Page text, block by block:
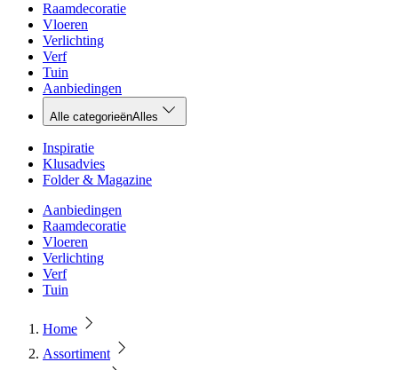
Raamdecoratie
Vloeren
Verlichting
Verf
Tuin
Aanbiedingen
Alle categorieënAlles
Inspiratie
Klusadvies
Folder & Magazine
Aanbiedingen
Raamdecoratie
Vloeren
Verlichting
Verf
Tuin
Home
Assortiment